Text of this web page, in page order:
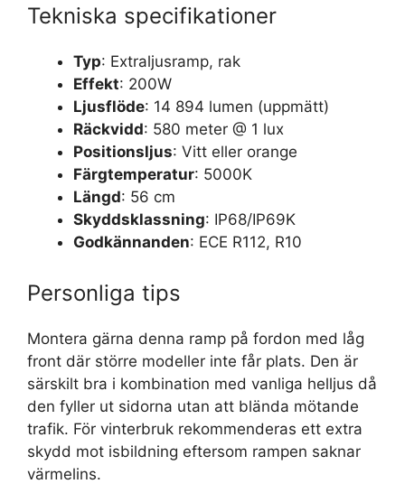
Tekniska specifikationer
Typ: Extraljusramp, rak
Effekt: 200W
Ljusflöde: 14 894 lumen (uppmätt)
Räckvidd: 580 meter @ 1 lux
Positionsljus: Vitt eller orange
Färgtemperatur: 5000K
Längd: 56 cm
Skyddsklassning: IP68/IP69K
Godkännanden: ECE R112, R10
Personliga tips
Montera gärna denna ramp på fordon med låg
front där större modeller inte får plats. Den är
särskilt bra i kombination med vanliga helljus då
den fyller ut sidorna utan att blända mötande
trafik. För vinterbruk rekommenderas ett extra
skydd mot isbildning eftersom rampen saknar
värmelins.